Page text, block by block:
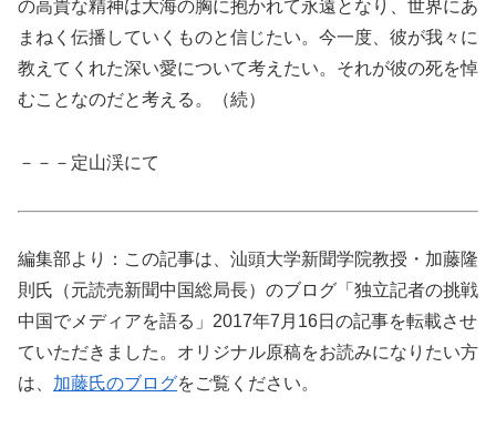
の高貴な精神は大海の胸に抱かれて永遠となり、世界にあ
まねく伝播していくものと信じたい。今一度、彼が我々に
教えてくれた深い愛について考えたい。それが彼の死を悼
むことなのだと考える。（続）
－－－定山渓にて
編集部より：この記事は、汕頭大学新聞学院教授・加藤隆
則氏（元読売新聞中国総局長）のブログ「独立記者の挑戦
中国でメディアを語る」2017年7月16日の記事を転載させ
ていただきました。オリジナル原稿をお読みになりたい方
は、 加藤氏のブログをご覧ください。